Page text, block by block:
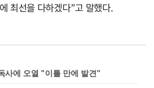
최선을 다하겠다”고 말했다.
사에 오열 "이틀 만에 발견"